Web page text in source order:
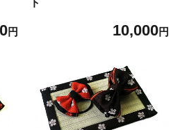
円 10,000円